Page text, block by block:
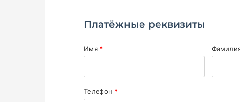
Платёжные реквизиты
Имя *
Телефон *